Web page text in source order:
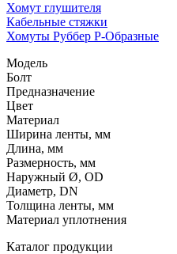
Хомут глушителя
Кабельные стяжки
Хомуты Руббер Р-Образные
Модель
Болт
Предназначение
Цвет
Материал
Ширина ленты, мм
Длина, мм
Размерность, мм
Наружный Ø, OD
Диаметр, DN
Толщина ленты, мм
Материал уплотнения
Каталог продукции